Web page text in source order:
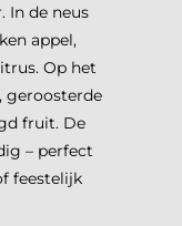
In de neus
appel,
Op het
geroosterde
fruit. De
– perfect
feestelijk